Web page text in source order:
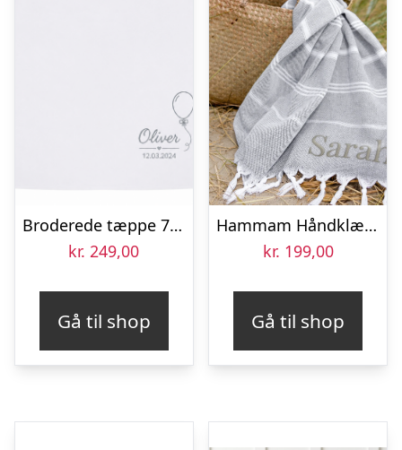
Broderede tæppe 74 x 74 cm hvid
kr. 249,00
Gå til shop
Hammam Håndklæde med brodering – 100x175cm
kr. 199,00
Gå til shop